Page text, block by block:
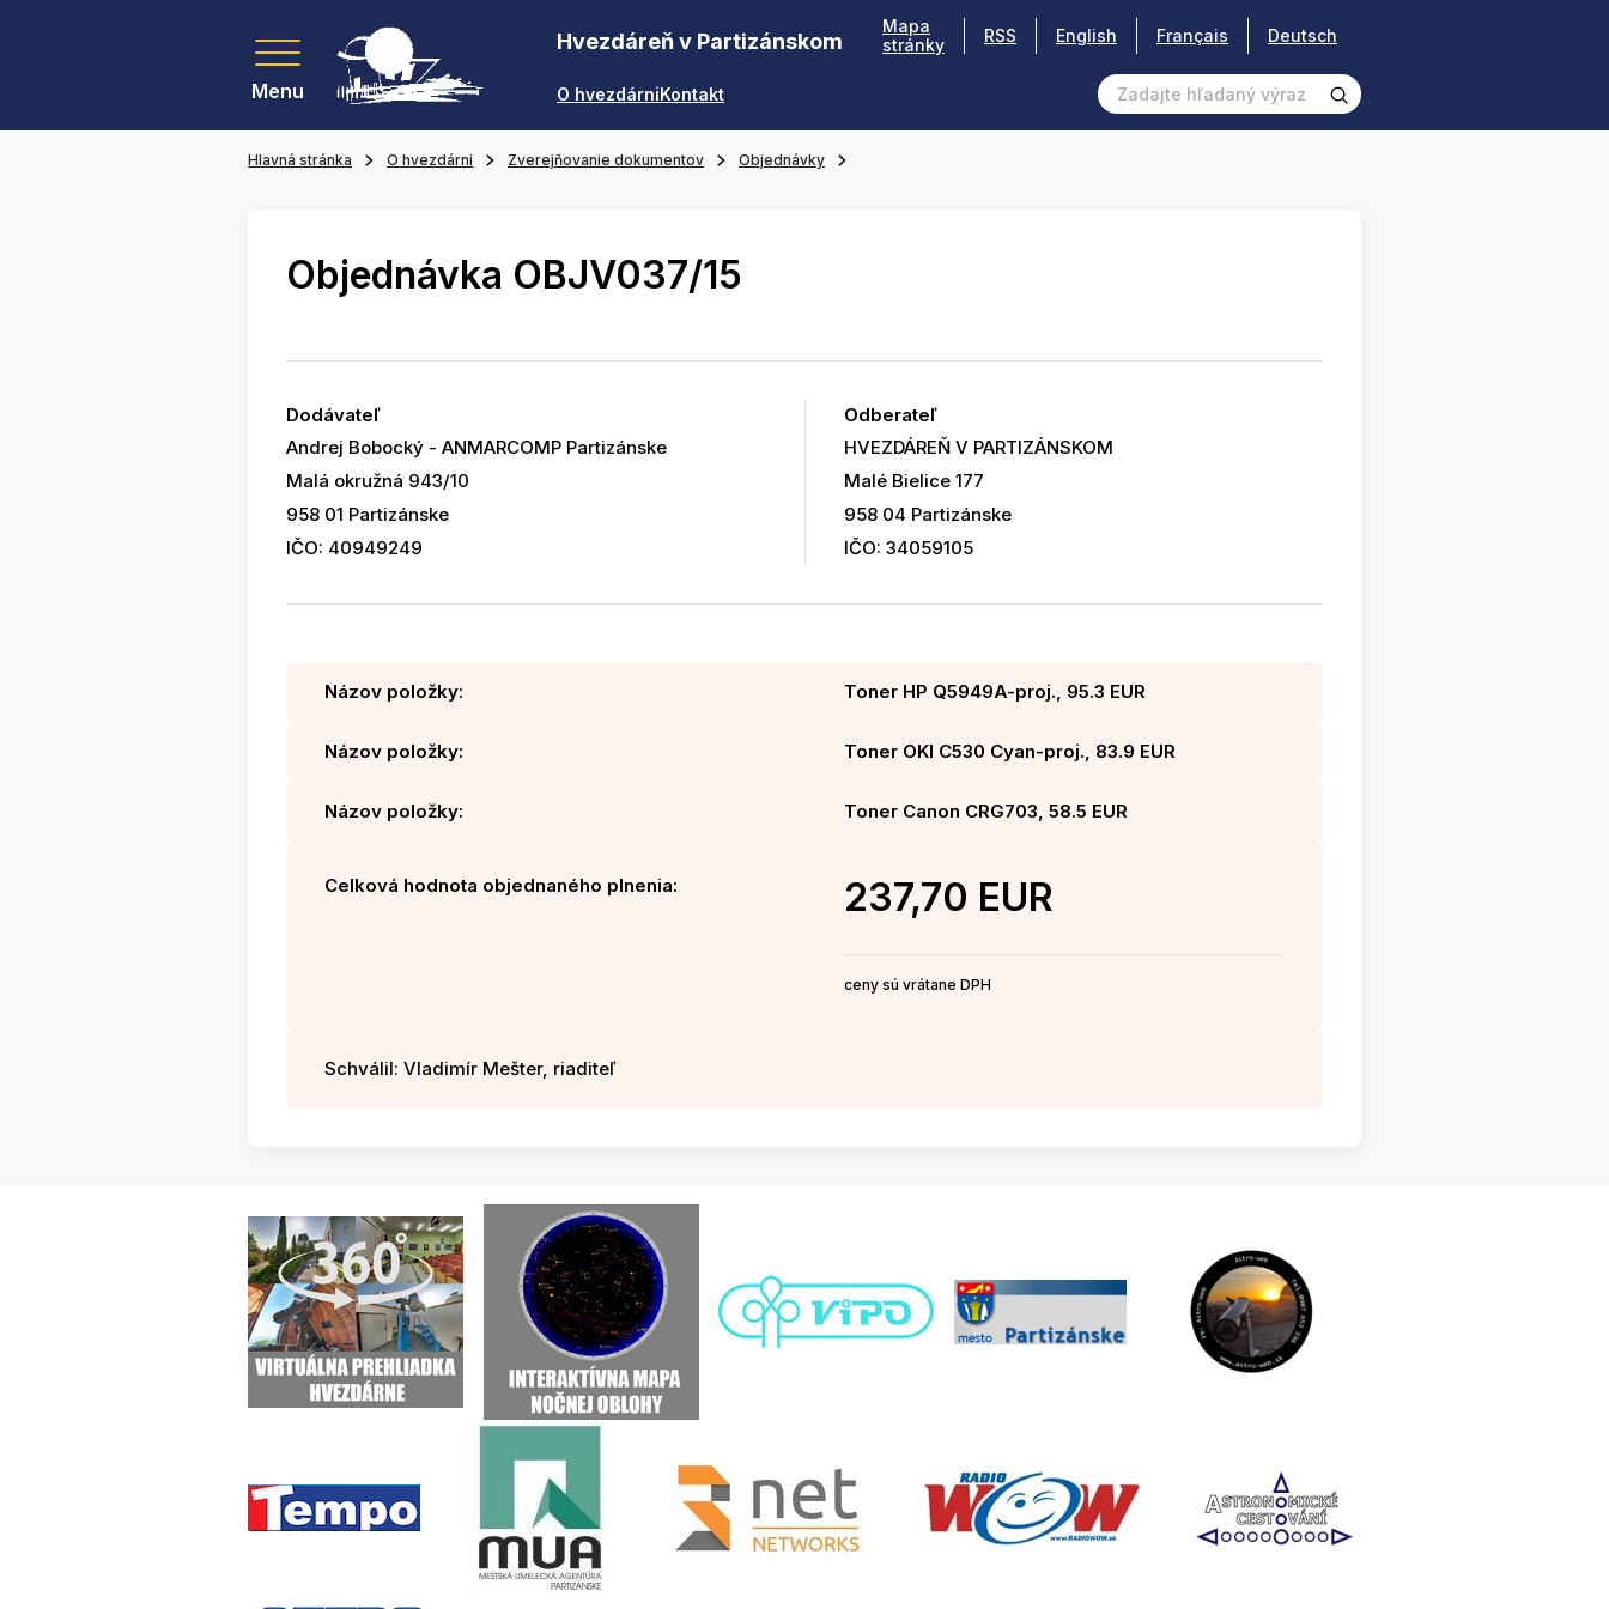
Menu
Hvezdáreň v Partizánskom
O hvezdárniKontakt
Mapa
stránky
RSS English Français Deutsch
Hlavná stránka O hvezdárni Zverejňovanie dokumentov Objednávky
Objednávka OBJV037/15
Dodávateľ
Andrej Bobocký - ANMARCOMP Partizánske
Malá okružná 943/10
958 01 Partizánske
IČO: 40949249
Odberateľ
HVEZDÁREŇ V PARTIZÁNSKOM
Malé Bielice 177
958 04 Partizánske
IČO: 34059105
Názov položky: Toner HP Q5949A-proj., 95.3 EUR
Názov položky: Toner OKI C530 Cyan-proj., 83.9 EUR
Názov položky: Toner Canon CRG703, 58.5 EUR
Celková hodnota objednaného plnenia: 237,70 EUR
ceny sú vrátane DPH
Schválil: Vladimír Mešter, riaditeľ